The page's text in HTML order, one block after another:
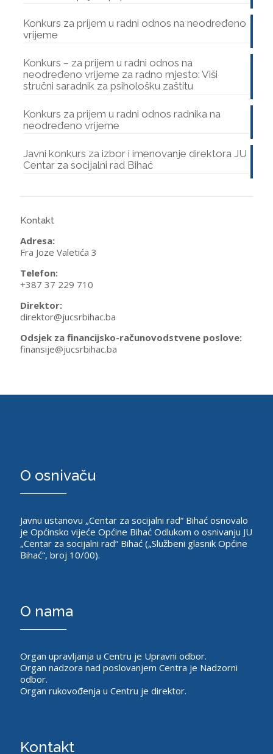
Konkurs za prijem u radni odnos na neodređeno
vrijeme
Konkurs – za prijem u radni odnos na
neodređeno vrijeme za radno mjesto: Viši
stručni saradnik za psihološku zaštitu
Konkurs za prijem u radni odnos radnika na
neodređeno vrijeme
Javni konkurs za izbor i imenovanje direktora JU
Centar za socijalni rad Bihać
Kontakt
Adresa:
Fra Joze Valetića 3
Telefon:
+387 37 229 710
Direktor:
direktor@jucsrbihac.ba
Odsjek za financijsko-računovodstvene poslove:
finansije@jucsrbihac.ba
O osnivaču
Javnu ustanovu „Centar za socijalni rad“ Bihać osnovalo
je Općinsko vijeće Općine Bihać Odlukom o osnivanju JU
„Centar za socijalni rad“ Bihać („Službeni glasnik Općine
Bihać“, broj 10/00).
O nama
Organ upravljanja u Centru je Upravni odbor.
Organ nadzora nad poslovanjem Centra je Nadzorni
odbor.
Organ rukovođenja u Centru je direktor.
Kontakt